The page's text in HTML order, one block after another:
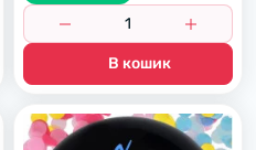
В кошик